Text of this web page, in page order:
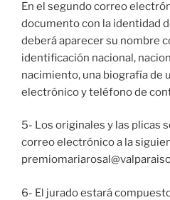
En el segundo correo
documento con la identidad
deberá aparecer su nombre
identificación nacional,
nacimiento, una biografía de
electrónico y teléfono de
5- Los originales y las plicas
correo electrónico a la
6- El jurado estará